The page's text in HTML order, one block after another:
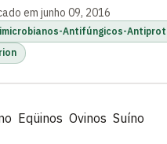
em junho 09, 2016
Antifúngicos-
Eqüinos Ovinos Suíno